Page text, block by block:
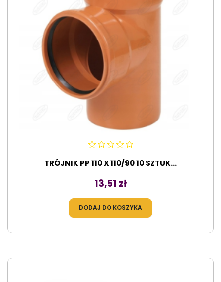
TRÓJNIK PP 110 X 110/90 10 SZTUK...
Cena
13,51 zł
DODAJ DO KOSZYKA